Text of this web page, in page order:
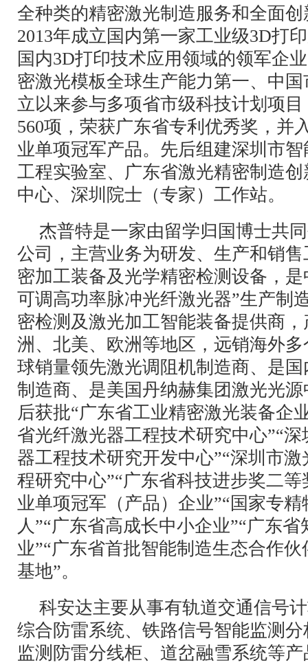
全种类的精密激光制造服务和全面
2013年成立国内第一家工业级3D打
国内3D打印技术应用领域的领军企
密激光模板全球生产能力第一、中
立以来参与多项省市级科技计划项
560项，荣获广东省专利优秀奖，并
业单项冠军产品。先后组建深圳市
工程实验室、广东省激光精密制造
中心、深圳院士（专家）工作站。
杰普特是一家由留学归国博士共
公司，主营业务为研发、生产和销
密加工装备及光学精密检测设备，
可调高功率脉冲光纤激光器”生产制
密检测及激光加工智能装备提供商
洲、北美、欧洲等地区，远销海外
球销量领先激光调阻机制造商、是
制造商、是美国丹纳赫集团激光光
后获批“广东省工业精密激光装备企
省光纤激光器工程技术研究中心”“
器工程技术研究开发中心”“深圳市
程研究中心”“广东省科技进步奖二等
业单项冠军（产品）企业”“国家专
人”“广东省高成长中小企业”“广东
业”“广东省首批智能制造生态合作
基地”。
科安达主要从事有轨道交通信号
综合防雷系统、铁路信号智能监测
监测防雷分线柜、道岔融雪系统等